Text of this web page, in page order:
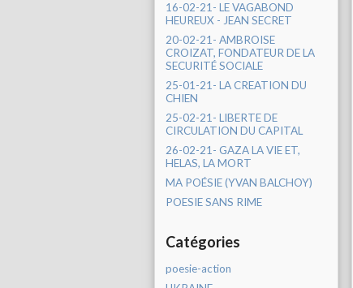
16-02-21- LE VAGABOND
HEUREUX - JEAN SECRET
20-02-21- AMBROISE
CROIZAT, FONDATEUR DE LA
SECURITÉ SOCIALE
25-01-21- LA CREATION DU
CHIEN
25-02-21- LIBERTE DE
CIRCULATION DU CAPITAL
26-02-21- GAZA LA VIE ET,
HELAS, LA MORT
MA POÉSIE (YVAN BALCHOY)
POESIE SANS RIME
Catégories
poesie-action